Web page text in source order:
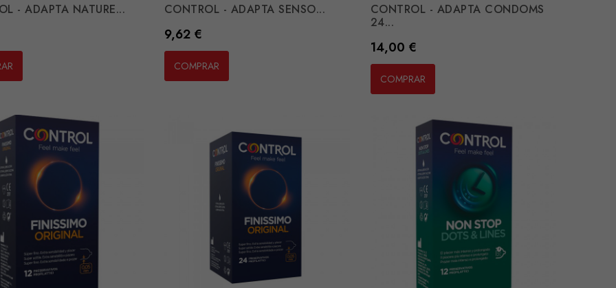
- ADAPTA NATURE... CONTROL - ADAPTA SENSO...
Preço
9,62 €
COMPRAR
CONTROL - ADAPTA CONDOMS
24...
Preço
14,00 €
COMPRAR